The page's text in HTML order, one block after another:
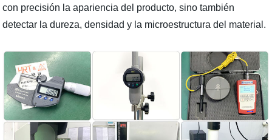
con precisión la apariencia del producto, sino también
detectar la dureza, densidad y la microestructura del material.